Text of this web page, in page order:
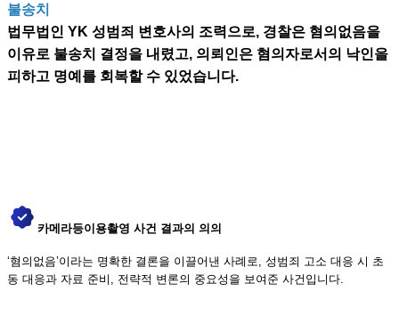
불송치
법무법인 YK 성범죄 변호사의 조력으로, 경찰은 혐의없음을
이유로 불송치 결정을 내렸고, 의뢰인은 혐의자로서의 낙인을
피하고 명예를 회복할 수 있었습니다.
카메라등이용촬영 사건 결과의 의의
‘혐의없음’이라는 명확한 결론을 이끌어낸 사례로, 성범죄 고소 대응 시 초
동 대응과 자료 준비, 전략적 변론의 중요성을 보여준 사건입니다.